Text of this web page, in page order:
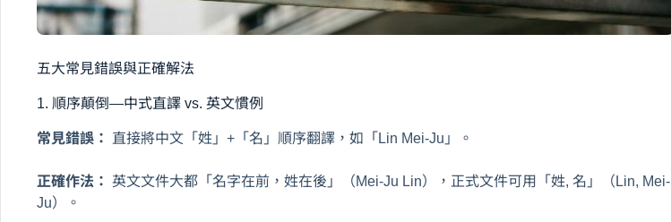
五大常見錯誤與正確解法
1. 順序顛倒—中式直譯 vs. 英文慣例
常見錯誤： 直接將中文「姓」+「名」順序翻譯，如「Lin Mei-Ju」。
正確作法： 英文文件大都「名字在前，姓在後」（Mei-Ju Lin），正式文件可用「姓, 名」（Lin, Mei-
Ju）。